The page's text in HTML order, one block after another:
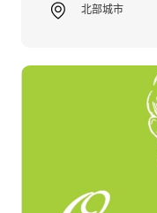
北部城市